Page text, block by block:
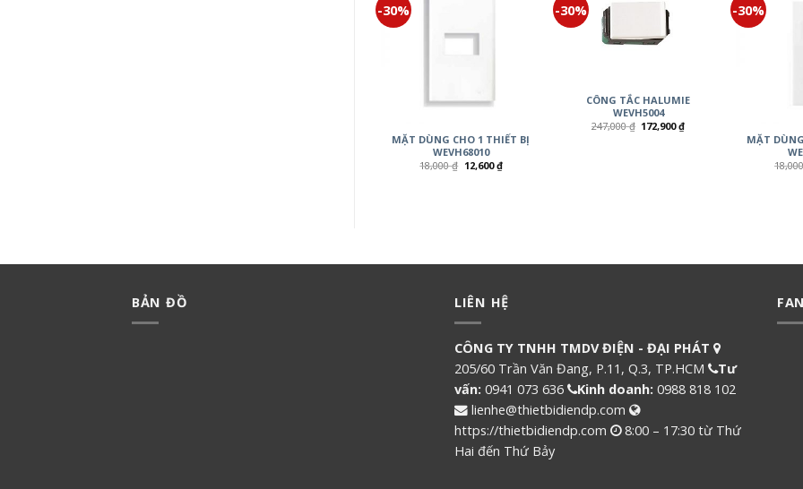
-30%
MẶT DÙNG CHO 1 THIẾT BỊ
WEVH68010
18,000₫ 12,600₫
-30%
CÔNG TẮC HALUMIE
WEVH5004
247,000₫ 172,900₫
-30%
MẶT
BẢN ĐỒ LIÊN HỆ
CÔNG TY TNHH TMDV ĐIỆN - ĐẠI PHÁT
205/60 Trần Văn Đang, P.11, Q.3, TP.HCM
Tư
vấn: 0941 073 636 Kinh doanh: 0988 818 102
lienhe@thietbidiendp.com
https://thietbidiendp.com
8:00 – 17:30 từ Thứ
Hai đến Thứ Bảy